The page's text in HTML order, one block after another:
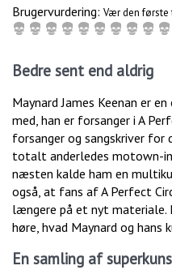
Brugervurdering: Vær den første
Bedre sent end aldrig
Maynard James Keenan er
med, han er forsanger i A
forsanger og sangskriver for
totalt anderledes motown-
næsten kalde ham en
også, at fans af A Perfect
længere på et nyt materiale.
høre, hvad Maynard og hans
En samling af